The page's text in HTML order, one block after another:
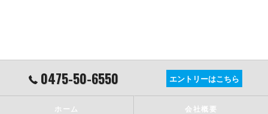
0475-50-6550 エントリーはこちら
ホーム 会社概要